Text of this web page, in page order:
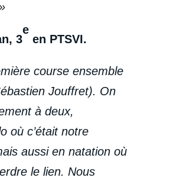
3
e
en PTSVI.
course ensemble
Jouffret). On
à deux,
où c’était notre
aussi en natation où
le lien. Nous